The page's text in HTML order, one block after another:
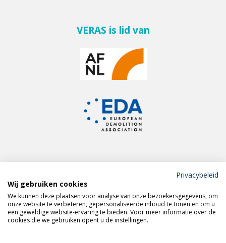
VERAS is lid van
Meld je aan voor de
VERAS nieuwsbrief
Volg VERAS op
Privacybeleid
Wij gebruiken cookies
We kunnen deze plaatsen voor analyse van onze bezoekersgegevens, om
onze website te verbeteren, gepersonaliseerde inhoud te tonen en om u
een geweldige website-ervaring te bieden. Voor meer informatie over de
cookies die we gebruiken opent u de instellingen.